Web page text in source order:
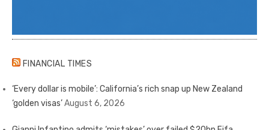
FINANCIAL TIMES
‘Every dollar is mobile’: California’s rich snap up New Zealand
‘golden visas’August 6, 2026